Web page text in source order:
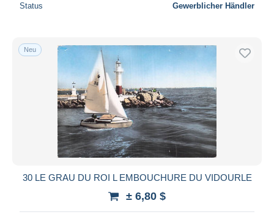
Status Gewerblicher Händler
Neu
30 LE GRAU DU ROI L EMBOUCHURE DU VIDOURLE
± 6,80 $